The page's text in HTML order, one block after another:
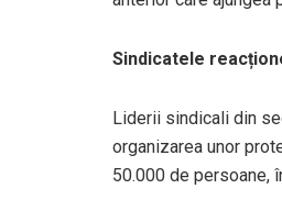
Sindicatele
Liderii sindicali din
organizarea unor
50.000 de persoane,